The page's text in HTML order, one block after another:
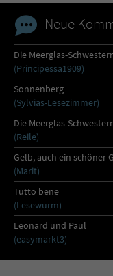
Neue
Die Meerglas-
(Principessa1909)
Sonnenberg
(Sylvias-Lesezimmer)
Die Meerglas-
(Reile)
Gelb, auch ein schöner
(Marit)
Tutto bene
(Lesewurm)
Leonard und Paul
(easymarkt3)